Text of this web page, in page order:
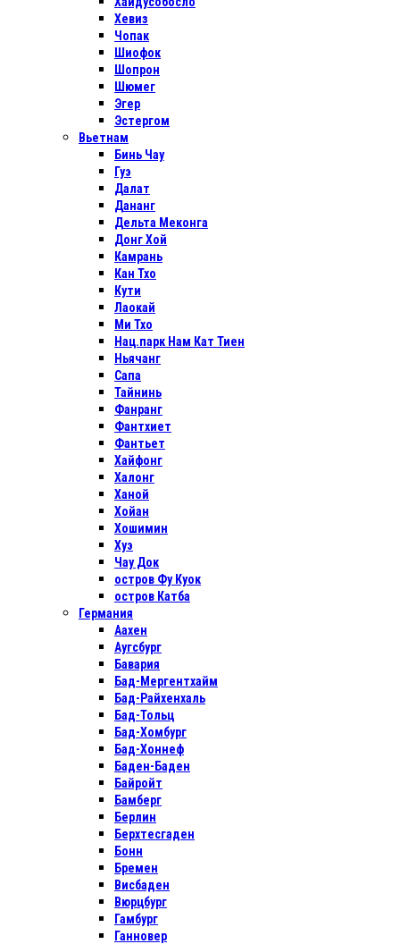
Хевиз
Чопак
Шиофок
Шопрон
Шюмег
Эгер
Эстергом
Вьетнам
Бинь Чау
Гуэ
Далат
Дананг
Дельта Меконга
Донг Хой
Камрань
Кан Тхо
Кути
Лаокай
Ми Тхо
Нац.парк Нам Кат Тиен
Ньячанг
Сапа
Тайнинь
Фанранг
Фантхиет
Фантьет
Хайфонг
Халонг
Ханой
Хойан
Хошимин
Хуэ
Чау Док
остров Фу Куок
остров Катба
Германия
Аахен
Аугсбург
Бавария
Бад-Мергентхайм
Бад-Райхенхаль
Бад-Тольц
Бад-Хомбург
Бад-Хоннеф
Баден-Баден
Байройт
Бамберг
Берлин
Берхтесгаден
Бонн
Бремен
Висбаден
Вюрцбург
Гамбург
Ганновер